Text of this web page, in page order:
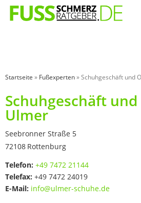
Startseite » Fußexperten»Schuhgeschäft und
Schuhgeschäft
Ulmer
Seebronner Straße 5
72108 Rottenburg
Telefon: +49 7472 21144
Telefax: +49 7472 24019
E-Mail: info@ulmer-schuhe.de